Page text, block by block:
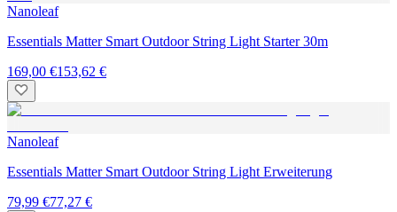
Nanoleaf
Essentials Matter Smart Outdoor String Light Starter 30m
169,00 €153,62 €
Nanoleaf
Essentials Matter Smart Outdoor String Light Erweiterung
79,99 €77,27 €